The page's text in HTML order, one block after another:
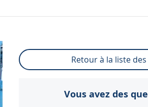
Retour à la liste
Vous avez des